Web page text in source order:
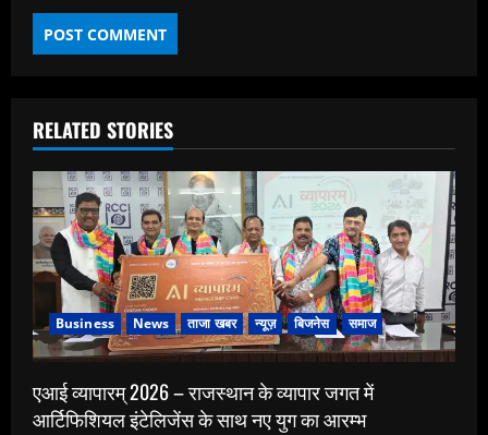
RELATED STORIES
Business News ताजा खबर न्यूज़ बिजनेस समाज
एआई व्यापारम् 2026 – राजस्थान के व्यापार जगत में
आर्टिफिशियल इंटेलिजेंस के साथ नए युग का आरम्भ